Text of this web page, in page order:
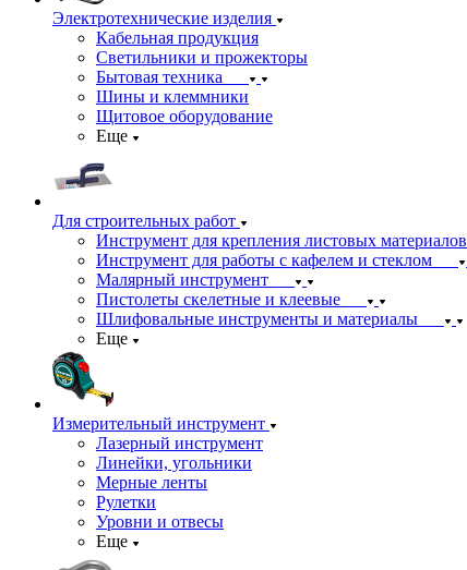
Электротехнические изделия
Кабельная продукция
Светильники и прожекторы
Бытовая техника
Шины и клеммники
Щитовое оборудование
Еще
Для строительных работ
Инструмент для крепления листовых материалов
Инструмент для работы с кафелем и стеклом
Малярный инструмент
Пистолеты скелетные и клеевые
Шлифовальные инструменты и материалы
Еще
Измерительный инструмент
Лазерный инструмент
Линейки, угольники
Мерные ленты
Рулетки
Уровни и отвесы
Еще